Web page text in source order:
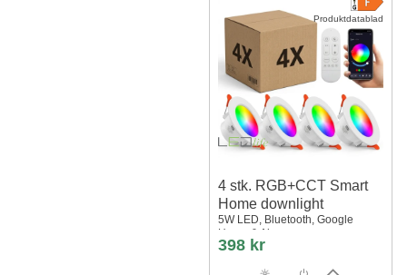
Produktdatablad
4 stk. RGB+CCT Smart
Home downlight
5W LED, Bluetooth, Google
Home & Alexa
398 kr